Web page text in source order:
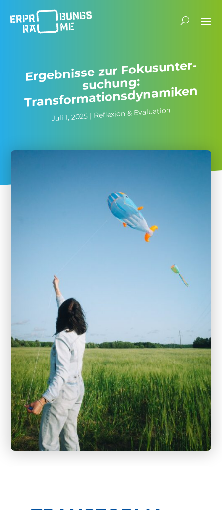
E
rgeb­nisse zur Fokus­un­ter­
su­chung:
Transformationsdynamiken
Juli 1, 2025| Reflexion & Evaluation